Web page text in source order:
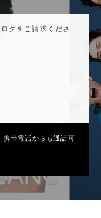
グをご請求くださ
帯電話からも通話可